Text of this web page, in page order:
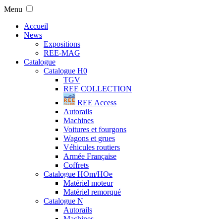
Menu
Accueil
News
Expositions
REE-MAG
Catalogue
Catalogue H0
TGV
REE COLLECTION
REE Access
Autorails
Machines
Voitures et fourgons
Wagons et grues
Véhicules routiers
Armée Française
Coffrets
Catalogue HOm/HOe
Matériel moteur
Matériel remorqué
Catalogue N
Autorails